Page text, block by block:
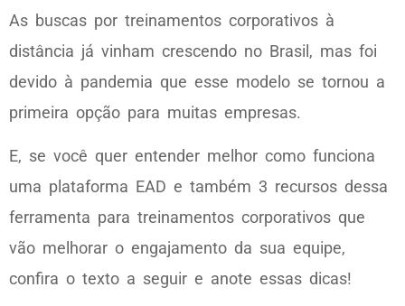
As buscas por treinamentos corporativos à
distância já vinham crescendo no Brasil, mas foi
devido à pandemia que esse modelo se tornou a
primeira opção para muitas empresas.
E, se você quer entender melhor como funciona
uma plataforma EAD e também 3 recursos dessa
ferramenta para treinamentos corporativos que
vão melhorar o engajamento da sua equipe,
confira o texto a seguir e anote essas dicas!